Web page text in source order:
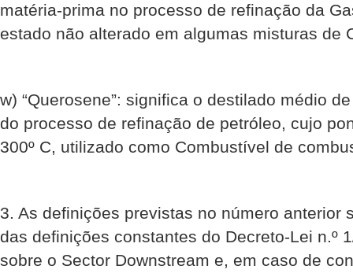
matéria-prima no processo de refinação da
estado não alterado em algumas misturas de
w) “Querosene”: significa o destilado médio
do processo de refinação de petróleo, cujo
300º C, utilizado como Combustível de
3. As definições previstas no número anterior
das definições constantes do Decreto-Lei n.º
sobre o Sector Downstream e, em caso de